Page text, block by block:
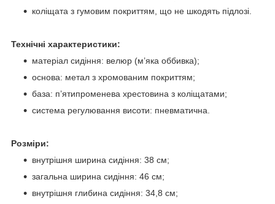
коліщата з гумовим покриттям, що не шкодять підлозі.
Технічні характеристики:
матеріал сидіння: велюр (м’яка оббивка);
основа: метал з хромованим покриттям;
база: п’ятипроменева хрестовина з коліщатами;
система регулювання висоти: пневматична.
Розміри:
внутрішня ширина сидіння: 38 см;
загальна ширина сидіння: 46 см;
внутрішня глибина сидіння: 34,8 см;